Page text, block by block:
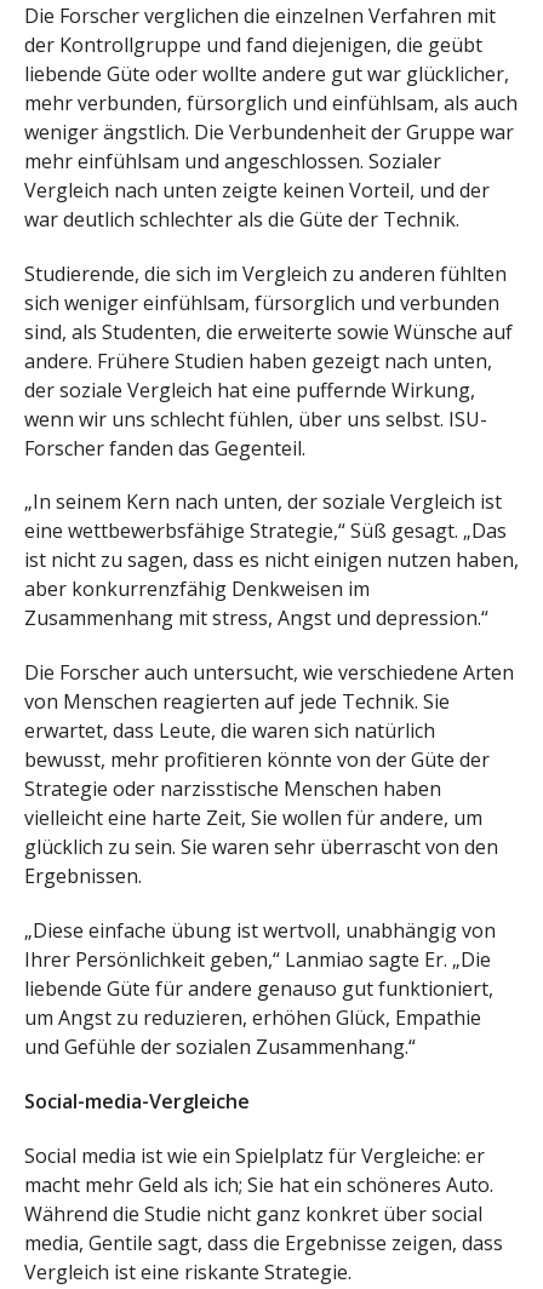
Die Forscher verglichen die einzelnen Verfahren mit
der Kontrollgruppe und fand diejenigen, die geübt
liebende Güte oder wollte andere gut war glücklicher,
mehr verbunden, fürsorglich und einfühlsam, als auch
weniger ängstlich. Die Verbundenheit der Gruppe war
mehr einfühlsam und angeschlossen. Sozialer
Vergleich nach unten zeigte keinen Vorteil, und der
war deutlich schlechter als die Güte der Technik.
Studierende, die sich im Vergleich zu anderen fühlten
sich weniger einfühlsam, fürsorglich und verbunden
sind, als Studenten, die erweiterte sowie Wünsche auf
andere. Frühere Studien haben gezeigt nach unten,
der soziale Vergleich hat eine puffernde Wirkung,
wenn wir uns schlecht fühlen, über uns selbst. ISU-
Forscher fanden das Gegenteil.
„In seinem Kern nach unten, der soziale Vergleich ist
eine wettbewerbsfähige Strategie,“ Süß gesagt. „Das
ist nicht zu sagen, dass es nicht einigen nutzen haben,
aber konkurrenzfähig Denkweisen im
Zusammenhang mit stress, Angst und depression.“
Die Forscher auch untersucht, wie verschiedene Arten
von Menschen reagierten auf jede Technik. Sie
erwartet, dass Leute, die waren sich natürlich
bewusst, mehr profitieren könnte von der Güte der
Strategie oder narzisstische Menschen haben
vielleicht eine harte Zeit, Sie wollen für andere, um
glücklich zu sein. Sie waren sehr überrascht von den
Ergebnissen.
„Diese einfache übung ist wertvoll, unabhängig von
Ihrer Persönlichkeit geben,“ Lanmiao sagte Er. „Die
liebende Güte für andere genauso gut funktioniert,
um Angst zu reduzieren, erhöhen Glück, Empathie
und Gefühle der sozialen Zusammenhang.“
Social-media-Vergleiche
Social media ist wie ein Spielplatz für Vergleiche: er
macht mehr Geld als ich; Sie hat ein schöneres Auto.
Während die Studie nicht ganz konkret über social
media, Gentile sagt, dass die Ergebnisse zeigen, dass
Vergleich ist eine riskante Strategie.